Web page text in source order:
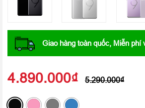
Giao hàng toàn quốc, Miễn phí
4.890.000₫ 5.290.000₫